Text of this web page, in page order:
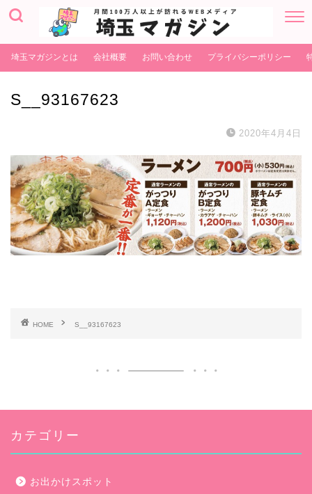
埼玉マガジンとは 会社概要 お問い合わせ プライバシーポリシー
S__93167623
2020年4月4日
HOME S__93167623
カテゴリー
お出かけスポット